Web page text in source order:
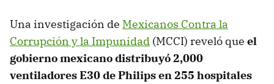
Una investigación de Mexicanos Contra la
Corrupción y la Impunidad (MCCI) reveló que el
gobierno mexicano distribuyó 2,000
ventiladores E30 de Philips en 255 hospitales